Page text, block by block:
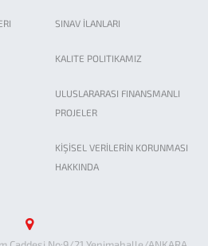
SINAV İLANLARI
KALITE POLITIKAMIZ
ULUSLARARASI FINANSMANLI
PROJELER
KİŞİSEL VERİLERİN KORUNMASI
HAKKINDA